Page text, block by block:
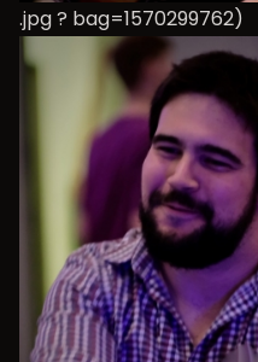
.jpg ? bag=1570299762)